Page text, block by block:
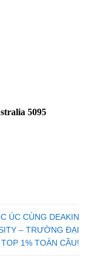
5095
ÚC CÙNG DEAKIN
– TRƯỜNG ĐẠI
1% TOÀN CẦU!